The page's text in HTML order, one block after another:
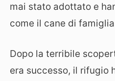
mai stato adottato e
come il cane di
Dopo la terribile
era successo, il rifugio